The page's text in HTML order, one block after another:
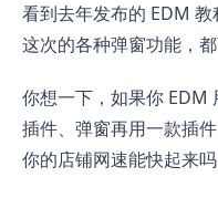
看到去年发布的 EDM
这次的各种弹窗功能，
你想一下，如果你 EDM
插件、弹窗再用一款插
你的店铺网速能快起来吗